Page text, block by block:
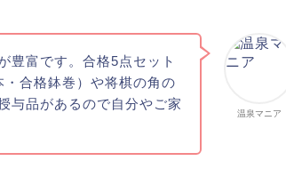
温泉マニア
豊富です。合格5点セット
・合格鉢巻）や将棋の角の
与品があるので自分やご家